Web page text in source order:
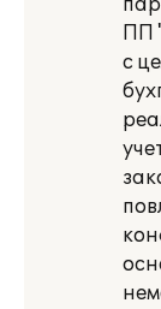
ПП
с